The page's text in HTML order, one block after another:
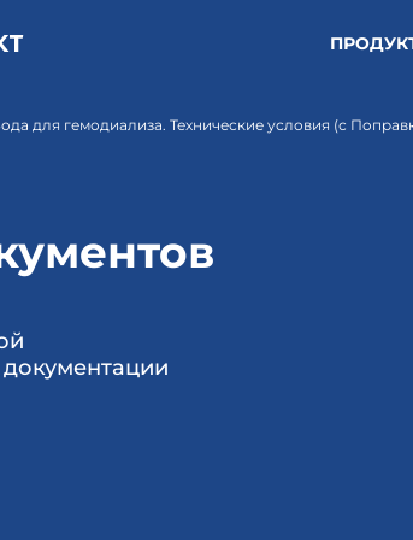
для гемодиализа. Технические условия (с